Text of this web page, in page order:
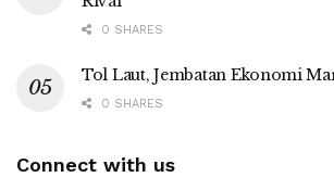
0 SHARES
Tol Laut, Jembatan Ekonomi
0 SHARES
Connect with us